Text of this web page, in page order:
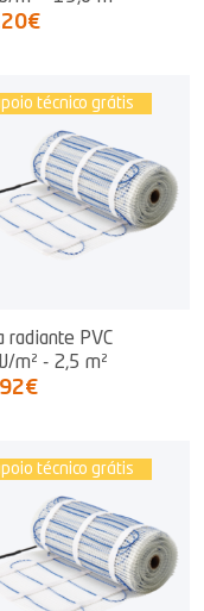
técnico grátis
radiante PVC
m² - 2,5 m²
técnico grátis